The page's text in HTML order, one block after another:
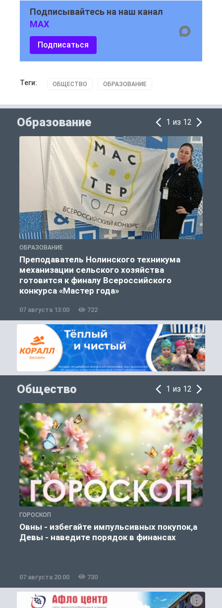
Подписывайтесь на наш канал
MAX
Подписаться
Теги: ОБЩЕСТВО ОБРАЗОВАНИЕ
Образование 1 из 12
ОБРАЗОВАНИЕ
Преподаватель Нолинского техникума
механизации сельского хозяйства
готовится к финалу Всероссийского
конкурса «Мастер года»
07 августа 13:00 722
Общество 1 из 12
ГОРОСКОП
Овны - избегайте импульсивных покупок,а
Девы - наведите порядок в финансах
07 августа 20:00 730